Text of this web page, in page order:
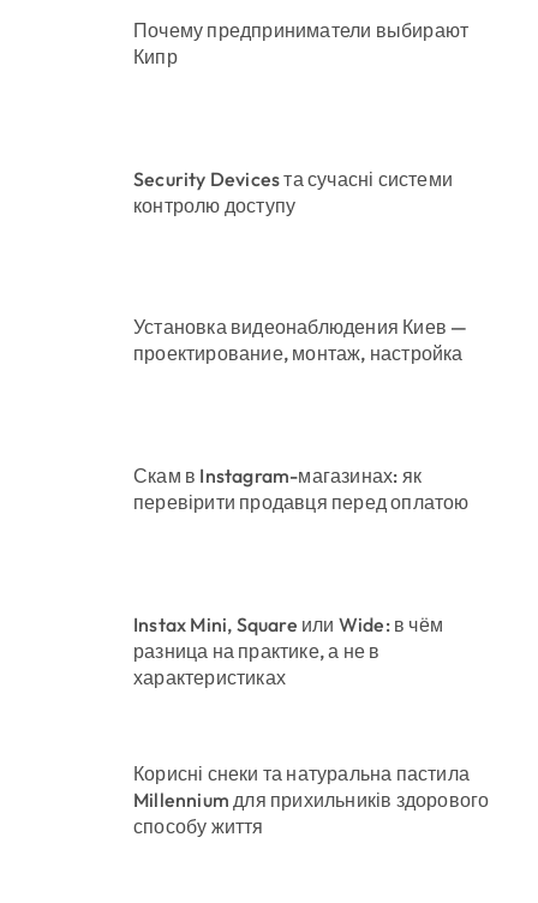
Почему предприниматели выбирают
Кипр
Security Devices та сучасні системи
контролю доступу
Установка видеонаблюдения Киев —
проектирование, монтаж, настройка
Скам в Instagram-магазинах: як
перевірити продавця перед оплатою
Instax Mini, Square или Wide: в чём
разница на практике, а не в
характеристиках
Корисні снеки та натуральна пастила
Millennium для прихильників здорового
способу життя